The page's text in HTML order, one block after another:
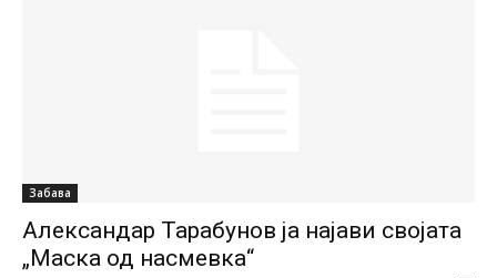
Забава
Александар Тарабунов ја најави својата
„Маска од насмевка“